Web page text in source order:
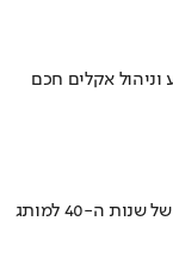
אקלים חכם
איך אסם הפכה את תקופת הצנע והמחסור הקשה של שנות ה-40 למותג